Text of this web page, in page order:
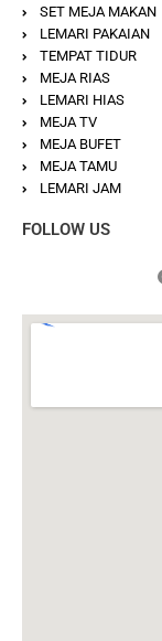
SET MEJA MAKAN
LEMARI PAKAIAN
TEMPAT TIDUR
MEJA RIAS
LEMARI HIAS
MEJA TV
MEJA BUFET
MEJA TAMU
LEMARI JAM
FOLLOW US